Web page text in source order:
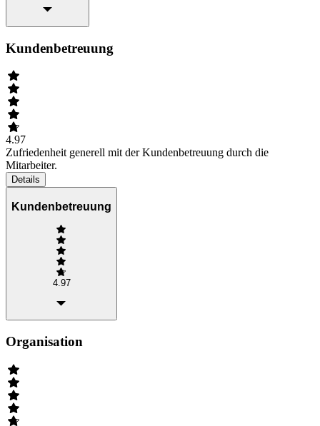
Kundenbetreuung
4.97
Zufriedenheit generell mit der Kundenbetreuung durch die
Mitarbeiter.
Details
Kundenbetreuung
4.97
Organisation